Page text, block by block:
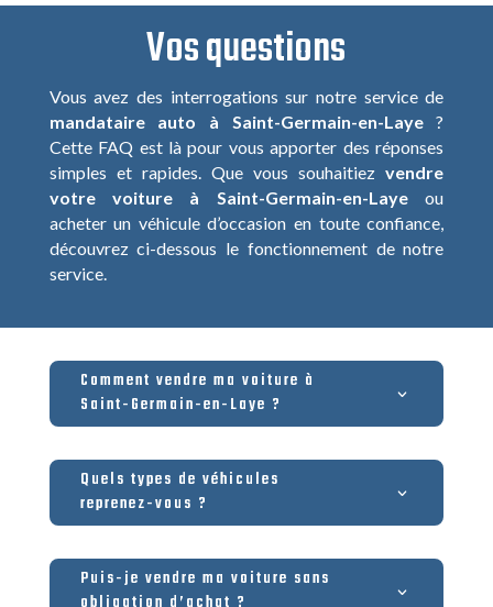
Vos questions
Vous avez des interrogations sur notre service de
mandataire auto à Saint-Germain-en-Laye?
Cette FAQ est là pour vous apporter des réponses
simples et rapides. Que vous souhaitiezvendre
votre voiture à Saint-Germain-en-Layeou
acheter un véhicule d’occasion en toute confiance,
découvrez ci-dessous le fonctionnement de notre
service.
Comment vendre ma voiture à
Saint-Germain-en-Laye ?
Quels types de véhicules
reprenez-vous ?
Puis-je vendre ma voiture sans